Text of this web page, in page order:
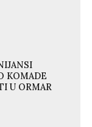
KOMADE
U ORMAR